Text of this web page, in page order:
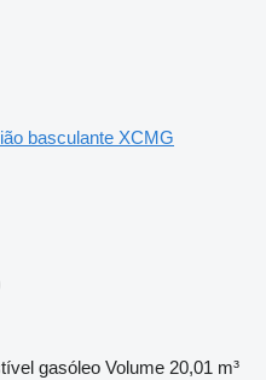
basculante XCMG
gasóleo Volume 20,01 m³